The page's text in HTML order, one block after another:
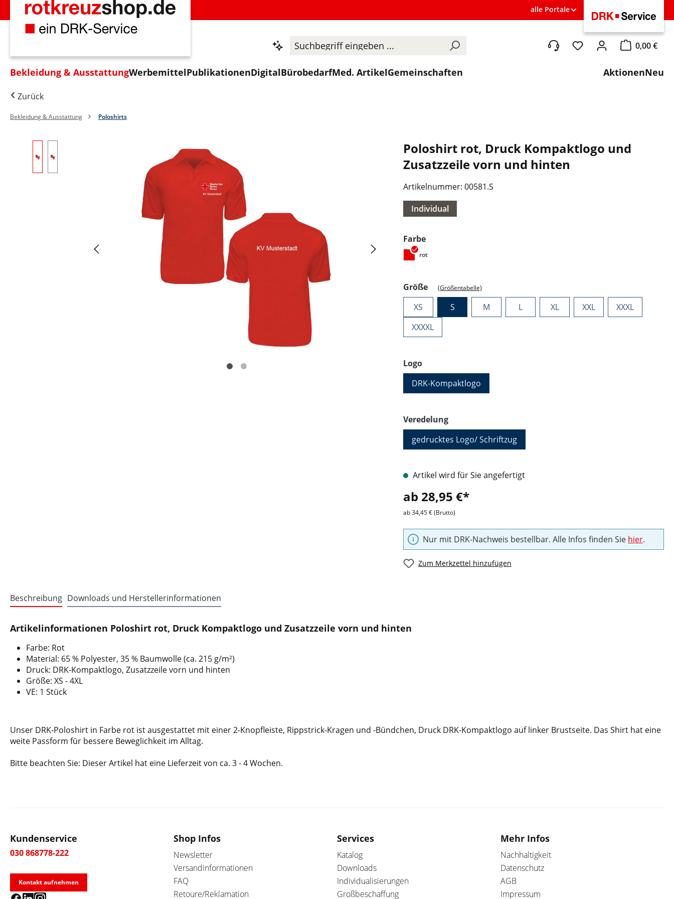
Hauptinhalt springen
Zur Suche springen
Zur Hauptnavigation springen alle Portale
Du hast 0 Produkte auf
0,00 €
Warenkorb
Bekleidung & AusstattungWerbemittelPublikationenDigitalBürobedarfMed. ArtikelGemeinschaften AktionenNeu
Zurück
Bekleidung & Ausstattung Poloshirts
Poloshirt rot, Druck Kompaktlogo und
Zusatzzeile vorn und hinten
Artikelnummer: 00581.S
Individual
Farbeauswählen
rot
Größeauswählen
(Größentabelle)
XS S M L XL XXL
XXXL
XXXXL
Logoauswählen
DRK-Kompaktlogo
Veredelungauswählen
gedrucktes Logo/ Schriftzug
Artikel wird für Sie angefertigt
ab 28,95 €*
ab 34,45 € (Brutto)
Nur mit DRK-Nachweis bestellbar. Alle Infos finden Sie hier.
Zum Merkzettel hinzufügen
Beschreibung Downloads und Herstellerinformationen
Artikelinformationen Poloshirt rot, Druck Kompaktlogo und Zusatzzeile vorn und hinten
Farbe: Rot
Material: 65 % Polyester, 35 % Baumwolle (ca. 215 g/m²)
Druck: DRK-Kompaktlogo, Zusatzzeile vorn und hinten
Größe: XS - 4XL
VE: 1 Stück
Unser DRK-Poloshirt in Farbe rot ist ausgestattet mit einer 2-Knopfleiste, Rippstrick-Kragen und -Bündchen, Druck DRK-Kompaktlogo auf linker Brustseite. Das Shirt hat eine
weite Passform für bessere Beweglichkeit im Alltag.
Bitte beachten Sie: Dieser Artikel hat eine Lieferzeit von ca. 3 - 4 Wochen.
Kundenservice
030 868778-222
Kontakt aufnehmen
Shop Infos
Newsletter
Versandinformationen
FAQ
Retoure/Reklamation
Services
Katalog
Downloads
Individualisierungen
Großbeschaffung
Mehr Infos
Nachhaltigkeit
Datenschutz
AGB
Impressum